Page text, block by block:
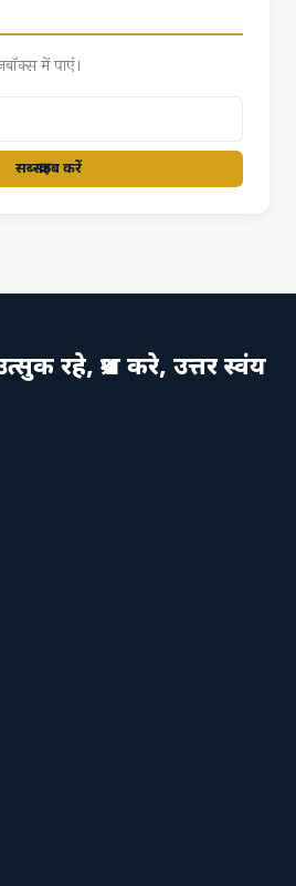
में पाएं।
सब्स्क्राइब करें
रहे, प्रश्न करे, उत्तर स्वंय